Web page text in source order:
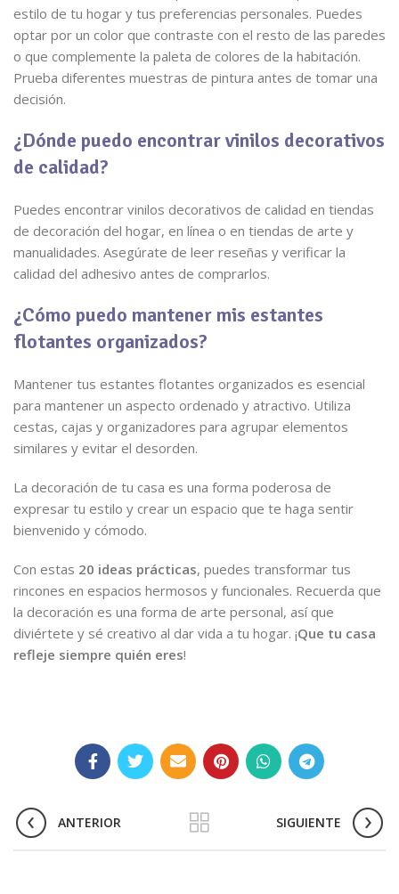
estilo de tu hogar y tus preferencias personales. Puedes
optar por un color que contraste con el resto de las paredes
o que complemente la paleta de colores de la habitación.
Prueba diferentes muestras de pintura antes de tomar una
decisión.
¿Dónde puedo encontrar vinilos decorativos
de calidad?
Puedes encontrar vinilos decorativos de calidad en tiendas
de decoración del hogar, en línea o en tiendas de arte y
manualidades. Asegúrate de leer reseñas y verificar la
calidad del adhesivo antes de comprarlos.
¿Cómo puedo mantener mis estantes
flotantes organizados?
Mantener tus estantes flotantes organizados es esencial
para mantener un aspecto ordenado y atractivo. Utiliza
cestas, cajas y organizadores para agrupar elementos
similares y evitar el desorden.
La decoración de tu casa es una forma poderosa de
expresar tu estilo y crear un espacio que te haga sentir
bienvenido y cómodo.
Con estas 20 ideas prácticas, puedes transformar tus
rincones en espacios hermosos y funcionales. Recuerda que
la decoración es una forma de arte personal, así que
diviértete y sé creativo al dar vida a tu hogar. ¡Que tu casa
refleje siempre quién eres!
ANTERIOR SIGUIENTE